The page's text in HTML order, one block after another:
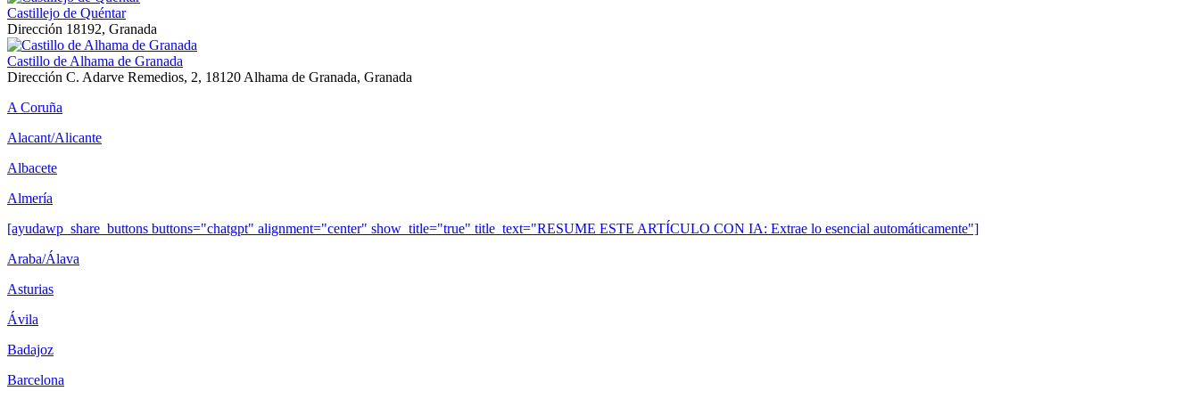
Castillejo de Quéntar
Dirección 18192, Granada
Castillo de Alhama de Granada
Dirección C. Adarve Remedios, 2, 18120 Alhama de Granada, Granada
A Coruña
Alacant/Alicante
Albacete
Almería
[ayudawp_share_buttons buttons="chatgpt" alignment="center" show_title="true" title_text="RESUME ESTE ARTÍCULO CON IA: Extrae lo esencial automáticamente"]
Araba/Álava
Asturias
Ávila
Badajoz
Barcelona